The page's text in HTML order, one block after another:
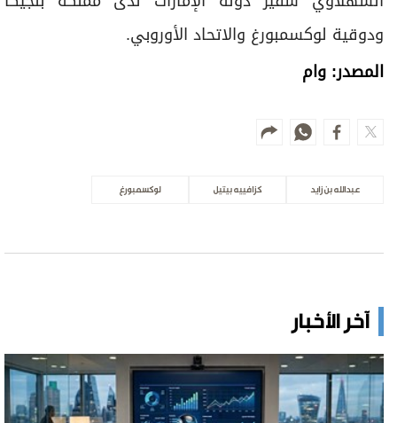
ودوقية لوكسمبورغ والاتحاد الأوروبي.
المصدر: وام
عبدالله بن زايد كزافييه بيتيل لوكسمبورغ
آخر الأخبار